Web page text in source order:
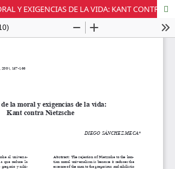
RAZONES DE LA MORAL Y EXIGENCIAS DE LA VIDA: KANT CONTRA NIETZSCHE